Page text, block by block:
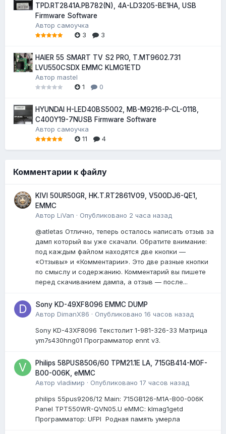
TPD.RT2841A.PB782(N), 4A-LD3205-BE1HA, USB
Firmware Software
Автор самоучка
3
3
HAIER 55 SMART TV S2 PRO, T.MT9602.731
LVU550CSDX EMMC KLMG1ETD
Автор mastel
1
0
HYUNDAI H-LED40BS5002, MB-M9216-P-CL-0118,
C400Y19-7NUSB Firmware Software
Автор самоучка
11
4
Комментарии к файлу
KIVI 50UR50GR, HK.T.RT2861V09, V500DJ6-QE1,
EMMC
Автор LiVan · Опубликовано 2 часа назад
@atletas Отлично, теперь осталось написать отзыв за
дамп который вы уже скачали. Обратите внимание:
под каждым файлом находятся две кнопки —
«Отзывы» и «Комментарии». Это две разные кнопки
по смыслу и содержанию. Комментарий вы пишете
перед скачиванием дампа, а отзыв — после...
Sony KD-49XF8096 EMMC DUMP
Автор DimanX86 · Опубликовано 16 часов назад
Sony KD-43XF8096 Текстолит 1-981-326-33 Матрица
ym7s430hng01 Программатор ennt v3.
Philips 58PUS8506/60 TPM21.1E LA, 715GB414-M0F-
B00-006K, eMMC
Автор vladiмир · Опубликовано 17 часов назад
philips 55pus9206/12 Мain: 715GB126-M1A-B00-006K
Panel TPT550WR-QVN05.U eMMC: klmag1getd
Программатор: UFPI Родная память умерла